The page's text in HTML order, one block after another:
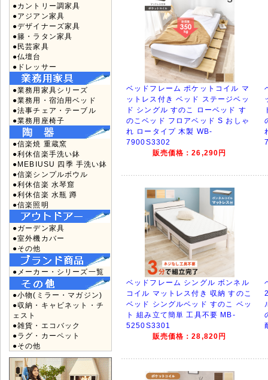
●カントリー調家具
●アジアン家具
●デザイナーズ家具
●籐・ラタン家具
●民芸家具
●仏壇台
●ドレッサー
●業務用家具シリーズ
●業務用・宿泊用ベッド
●法事チェア・テーブル
●業務用座椅子
●信楽焼 重蔵窯
●利休信楽手洗い鉢
●MEBIUSU 四季 手洗い鉢
●信楽シンプルボウル
●利休信楽 水琴窟
●利休信楽 水瓶 蹲
●信楽照明
●ガーデン家具
●室外機カバー
●その他
●メーカー・シリーズ一覧
●小物(ミラー・マガジン)
●収納・キャビネット・チ
ェスト
●雑貨・エコバック
●ラグ・カーペット
●その他
ベッドフレーム ポケットコイル マ
ットレス付き ベッド ステージベッ
ド シングル すのこ ローベッド す
のこベッド フロアベッド S おしゃ
れ ロータイプ 木製 WB-
7900S3302
販売価格：26,290円
ベッドフレーム シングル ボンネル
コイル マットレス付き 収納 すのこ
ベッド シングルベッド すのこ ベッ
ト 組み立て簡単 工具不要 MB-
5250S3301
販売価格：28,820円